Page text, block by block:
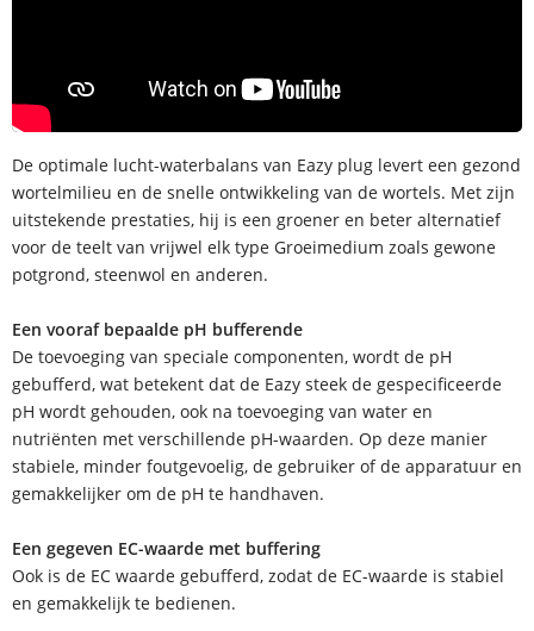
De optimale lucht-waterbalans van Eazy plug levert een gezond
wortelmilieu en de snelle ontwikkeling van de wortels. Met zijn
uitstekende prestaties, hij is een groener en beter alternatief
voor de teelt van vrijwel elk type Groeimedium zoals gewone
potgrond, steenwol en anderen.
Een vooraf bepaalde pH bufferende
De toevoeging van speciale componenten, wordt de pH
gebufferd, wat betekent dat de Eazy steek de gespecificeerde
pH wordt gehouden, ook na toevoeging van water en
nutriënten met verschillende pH-waarden. Op deze manier
stabiele, minder foutgevoelig, de gebruiker of de apparatuur en
gemakkelijker om de pH te handhaven.
Een gegeven EC-waarde met buffering
Ook is de EC waarde gebufferd, zodat de EC-waarde is stabiel
en gemakkelijk te bedienen.